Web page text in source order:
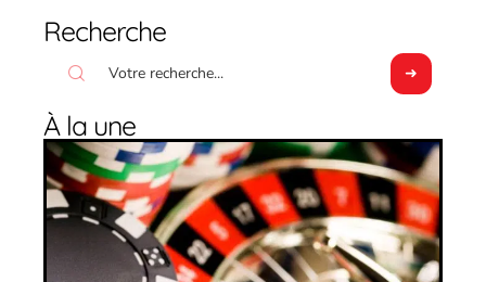
Recherche
À la une